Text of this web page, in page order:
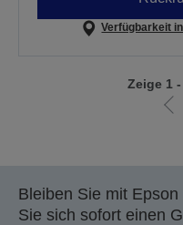
Verfügbarkeit
Zeige 1
Bleiben Sie mit
Sie sich sofort einen